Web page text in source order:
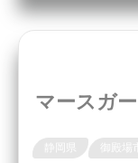
マースガ